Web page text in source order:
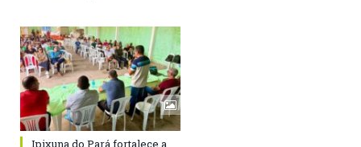
Ipixuna do Pará fortalece a